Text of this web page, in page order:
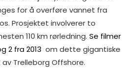
for å overføre vannet fra
Prosjektet involverer to
110 km rørledning.Se filmer
2 fra 2013 om dette gigantiske
Trelleborg Offshore.